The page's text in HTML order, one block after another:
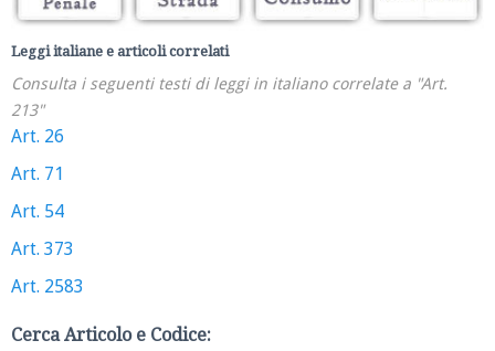
Leggi italiane e articoli correlati
Consulta i seguenti testi di leggi in italiano correlate a "Art.
213"
Art. 26
Art. 71
Art. 54
Art. 373
Art. 2583
Cerca Articolo e Codice: